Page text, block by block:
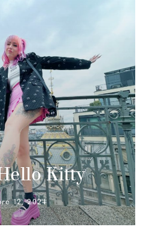
Kitty
12, 2024